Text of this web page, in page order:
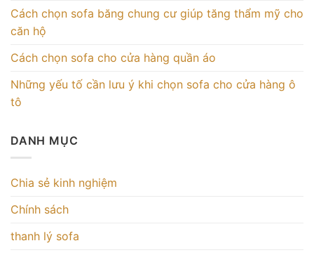
Cách chọn sofa băng chung cư giúp tăng thẩm mỹ cho
căn hộ
Cách chọn sofa cho cửa hàng quần áo
Những yếu tố cần lưu ý khi chọn sofa cho cửa hàng ô
tô
DANH MỤC
Chia sẻ kinh nghiệm
Chính sách
thanh lý sofa